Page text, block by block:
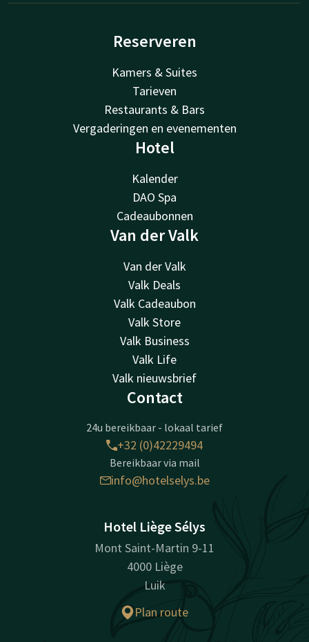
Reserveren
Kamers & Suites
Tarieven
Restaurants & Bars
Vergaderingen en evenementen
Hotel
Kalender
DAO Spa
Cadeaubonnen
Van der Valk
Van der Valk
Valk Deals
Valk Cadeaubon
Valk Store
Valk Business
Valk Life
Valk nieuwsbrief
Contact
24u bereikbaar - lokaal tarief
+32 (0)42229494
Bereikbaar via mail
info@hotelselys.be
Hotel Liège Sélys
Mont Saint-Martin 9-11
4000 Liège
Luik
Plan route